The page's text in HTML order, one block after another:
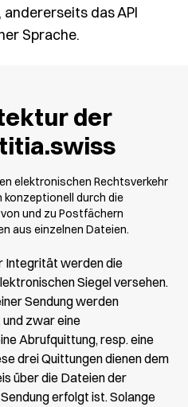
das API
Sprache.
der
elektronischen Rechtsverkehr
durch die
und zu Postfächern
aus einzelnen Dateien.
Integrität werden die
Siegel versehen.
Sendung werden
zwar eine
Abrufquittung, resp. eine
drei Quittungen dienen dem
über die Dateien der
erfolgt ist. Solange